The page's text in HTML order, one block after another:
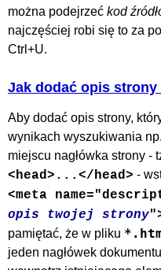
można podejrzeć kod
najczęściej robi się to za
Ctrl+U.
Jak dodać opis strony
Aby dodać opis strony,
wynikach wyszukiwania
miejscu nagłówka strony -
<head>...</head> -
<meta
opis twojej strony
pamiętać, że w pliku
jeden nagłówek